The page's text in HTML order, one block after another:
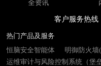
全资讯
客户服务热线
热门产品及服务
恒脑安全智能体
明御防火
运维审计与风险控制系统（堡